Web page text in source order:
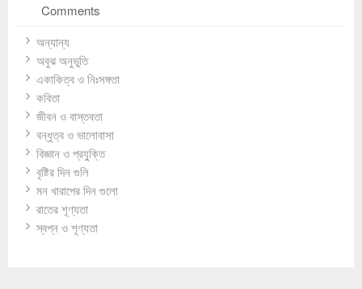
Comments
অন্যান্য
অবুঝ অনুভুতি
একাকিত্ব ও নিঃসঙ্গতা
কবিতা
জীবন ও বাস্তবতা
বন্ধুত্ব ও ভালোবাসা
বিজ্ঞান ও প্রযু্ক্তি
বৃষ্টির দিন গুলি
মন খারাপের দিন গুলো
রাতের শূণ্যতা
স্বপ্ন ও শূণ্যতা